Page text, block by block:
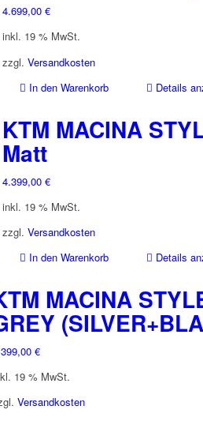
4.699,00 €
inkl. 19 % MwSt.
zzgl. Versandkosten
In den Warenkorb
Details
KTM MACINA
Matt
4.399,00 €
inkl. 19 % MwSt.
zzgl. Versandkosten
In den Warenkorb
Details
MACINA
€
19 % MwSt.
Versandkosten